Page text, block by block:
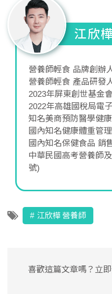
江欣
營養師輕食 品牌創辦
營養師輕食 產品研發
2023年屏東創世基金
2022年高雄國稅局電
知名美商預防醫學健
國內知名健康體重管
國內知名保健食品 銷
中華民國高考營養師
號)
江欣樺 營養師
喜歡這篇文章嗎？立